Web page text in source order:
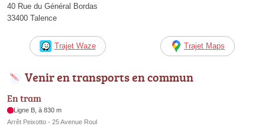
40 Rue du Général Bordas
33400 Talence
Trajet Waze Trajet Maps
Venir en transports en commun
En tram
Ligne B, à 830 m
Arrêt Peixotto - 25 Avenue Roul